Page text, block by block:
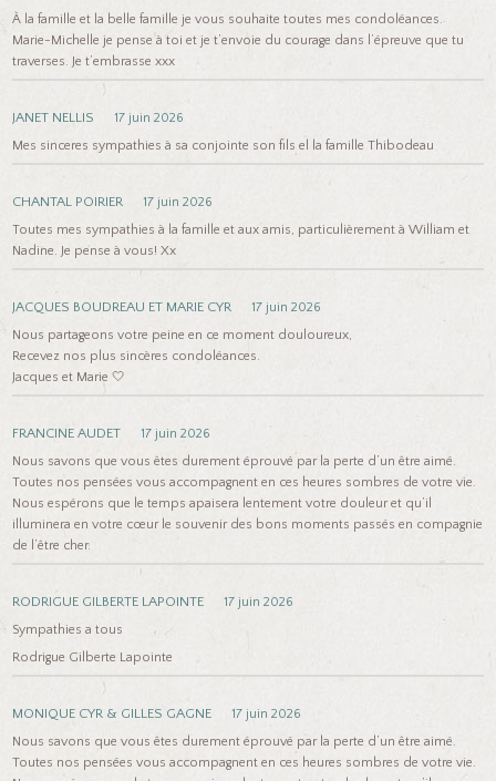
À la famille et la belle famille je vous souhaite toutes mes condoléances.
Marie-Michelle je pense à toi et je t’envoie du courage dans l’épreuve que tu
traverses. Je t’embrasse xxx
JANET NELLIS
17 juin 2026
Mes sinceres sympathies à sa conjointe son fils el la famille Thibodeau
CHANTAL POIRIER
17 juin 2026
Toutes mes sympathies à la famille et aux amis, particulièrement à William et
Nadine. Je pense à vous! Xx
JACQUES BOUDREAU ET MARIE CYR
17 juin 2026
Nous partageons votre peine en ce moment douloureux,
Recevez nos plus sincères condoléances.
Jacques et Marie 🤍
FRANCINE AUDET
17 juin 2026
Nous savons que vous êtes durement éprouvé par la perte d’un être aimé.
Toutes nos pensées vous accompagnent en ces heures sombres de votre vie.
Nous espérons que le temps apaisera lentement votre douleur et qu’il
illuminera en votre cœur le souvenir des bons moments passés en compagnie
de l’être cher.
RODRIGUE GILBERTE LAPOINTE
17 juin 2026
Sympathies a tous
Rodrigue Gilberte Lapointe
MONIQUE CYR & GILLES GAGNE
17 juin 2026
Nous savons que vous êtes durement éprouvé par la perte d’un être aimé.
Toutes nos pensées vous accompagnent en ces heures sombres de votre vie.